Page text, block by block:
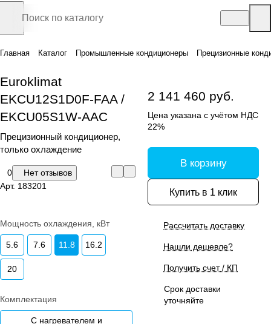
Главная Каталог Промышленные кондиционеры Прецизионные
Euroklimat
EKCU12S1D0F-FAA /
EKCU05S1W-AAC
Прецизионный кондиционер,
только охлаждение
0
Нет отзывов
Арт. 183201
Мощность охлаждения, кВт
5.6 7.6 11.8 16.2
20
Комплектация
С нагревателем и
2 141 460 руб.
Цена указана с учётом НДС
22%
В корзину
Купить в 1 клик
Рассчитать доставку
Нашли дешевле?
Получить счет / КП
Срок доставки
уточняйте